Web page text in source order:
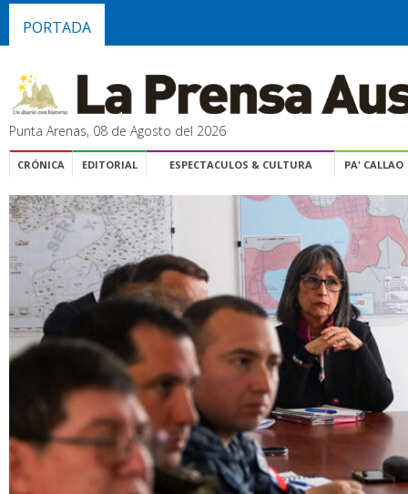
PORTADA
Punta Arenas, 08 de Agosto del 2026
CRÓNICA EDITORIAL ESPECTACULOS & CULTURA PA' CALLAO